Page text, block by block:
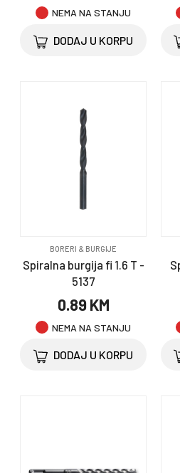
NEMA NA STANJU
DODAJ U KORPU
BORERI & BURGIJE
Spiralna burgija fi 1.6 T -
5137
0.89 KM
NEMA NA STANJU
DODAJ U KORPU